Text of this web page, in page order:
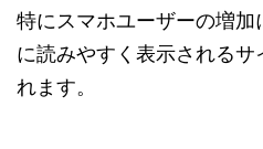
特にスマホユーザーの増
に読みやすく表示されるサ
れます。